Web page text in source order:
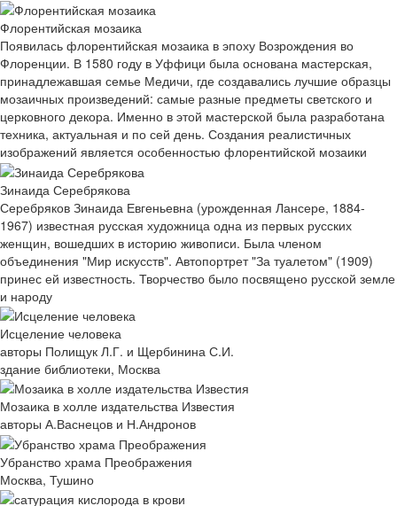
Флорентийская мозаика
Появилась флорентийская мозаика в эпоху Возрождения во
Флоренции. В 1580 году в Уффици была основана мастерская,
принадлежавшая семье Медичи, где создавались лучшие образцы
мозаичных произведений: самые разные предметы светского и
церковного декора. Именно в этой мастерской была разработана
техника, актуальная и по сей день. Создания реалистичных
изображений является особенностью флорентийской мозаики
Зинаида Серебрякова
Серебряков Зинаида Евгеньевна (урожденная Лансере, 1884-
1967) известная русская художница одна из первых русских
женщин, вошедших в историю живописи. Была членом
объединения "Мир искусств". Автопортрет "За туалетом" (1909)
принес ей известность. Творчество было посвящено русской земле
и народу
Исцеление человека
авторы Полищук Л.Г. и Щербинина С.И.
здание библиотеки, Москва
Мозаика в холле издательства Известия
авторы А.Васнецов и Н.Андронов
Убранство храма Преображения
Москва, Тушино